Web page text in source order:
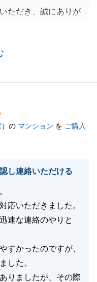
ただき、誠にありが
たとのこと、大変嬉
てもじっくりとご検
とが、私たちにとっ
らしいものになるよ
）の マンション を ご購入
し連絡いただける
応いただきました。
速な連絡のやりと
すかったのですが、
した。
りましたが、その際